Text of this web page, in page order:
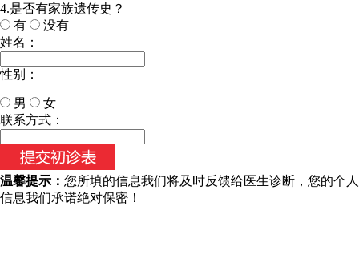
4.是否有家族遗传史？
有
没有
姓名：
性别：
男
女
今天日期：
联系方式：
温馨提示： 您所填的信息我们将及时反馈给医生诊断，您的个人
信息我们承诺绝对保密！